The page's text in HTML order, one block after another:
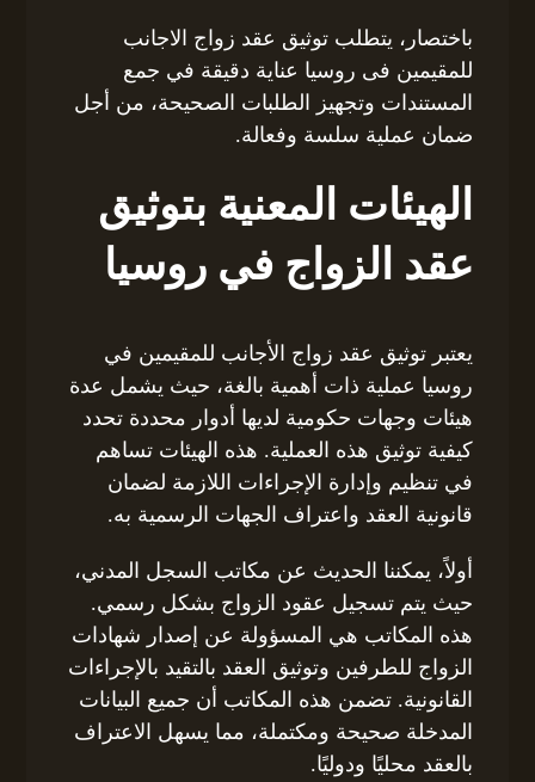
باختصار، يتطلب توثيق عقد زواج الاجانب
للمقيمين فى روسيا عناية دقيقة في جمع
المستندات وتجهيز الطلبات الصحيحة، من أجل
ضمان عملية سلسة وفعالة.
الهيئات المعنية بتوثيق
عقد الزواج في روسيا
يعتبر توثيق عقد زواج الأجانب للمقيمين في
روسيا عملية ذات أهمية بالغة، حيث يشمل عدة
هيئات وجهات حكومية لديها أدوار محددة تحدد
كيفية توثيق هذه العملية. هذه الهيئات تساهم
في تنظيم وإدارة الإجراءات اللازمة لضمان
قانونية العقد واعتراف الجهات الرسمية به.
أولاً، يمكننا الحديث عن مكاتب السجل المدني،
حيث يتم تسجيل عقود الزواج بشكل رسمي.
هذه المكاتب هي المسؤولة عن إصدار شهادات
الزواج للطرفين وتوثيق العقد بالتقيد بالإجراءات
القانونية. تضمن هذه المكاتب أن جميع البيانات
المدخلة صحيحة ومكتملة، مما يسهل الاعتراف
بالعقد محليًا ودوليًا.